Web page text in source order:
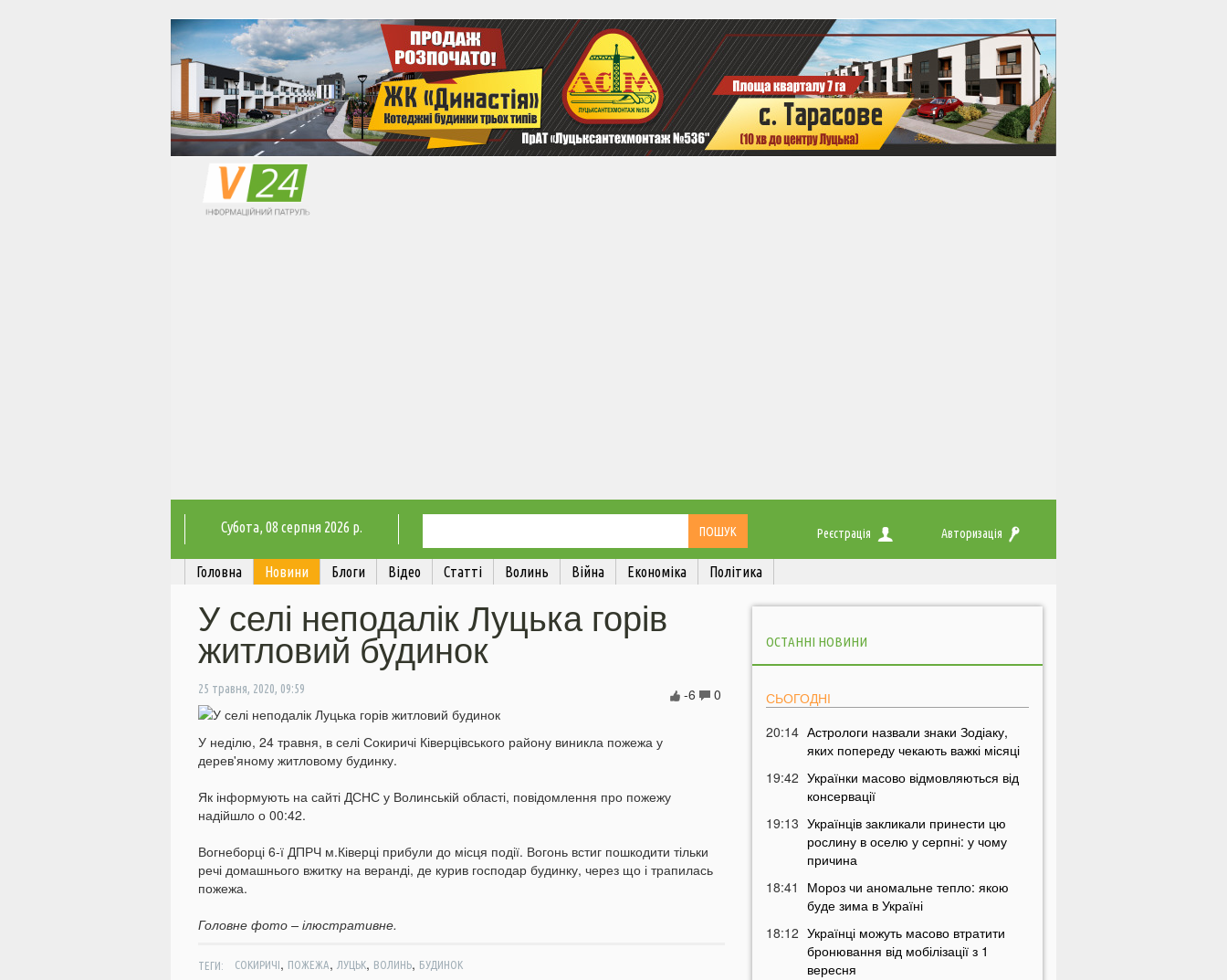
Субота, 08 серпня 2026 р. Реєстрація Авторизація
Головна Новини Блоги Відео Статті Волинь Війна Економіка Політика
У селі неподалік Луцька горів
житловий будинок
25 травня, 2020, 09:59 0
-6
У неділю, 24 травня, в селі Сокиричі Ківерцівського району виникла пожежа у
дерев'яному житловому будинку.
Як інформують на сайті ДСНС у Волинській області, повідомлення про пожежу
надійшло о 00:42.
Вогнеборці 6-ї ДПРЧ м.Ківерці прибули до місця події. Вогонь встиг пошкодити тільки
речі домашнього вжитку на веранді, де курив господар будинку, через що і трапилась
пожежа.
Головне фото – ілюстративне.
ТЕГИ: СОКИРИЧІ, ПОЖЕЖА, ЛУЦЬК, ВОЛИНЬ, БУДИНОК
ОСТАННІ НОВИНИ
СЬОГОДНІ
20:14 Астрологи назвали знаки Зодіаку,
яких попереду чекають важкі місяці
19:42 Українки масово відмовляються від
консервації
19:13 Українців закликали принести цю
рослину в оселю у серпні: у чому
причина
18:41
Мороз чи аномальне тепло: якою
буде зима в Україні
18:12 Українці можуть масово втратити
бронювання від мобілізації з 1
вересня